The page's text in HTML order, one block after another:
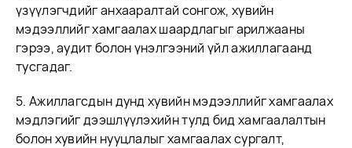
үзүүлэгчдийг анхааралтай сонгож, хувийн
мэдээллийг хамгаалах шаардлагыг арилжааны
гэрээ, аудит болон үнэлгээний үйл ажиллагаанд
тусгадаг.
5. Ажиллагсдын дунд хувийн мэдээллийг хамгаалах
мэдлэгийг дээшлүүлэхийн тулд бид хамгаалалтын
болон хувийн нууцлалыг хамгаалах сургалт,